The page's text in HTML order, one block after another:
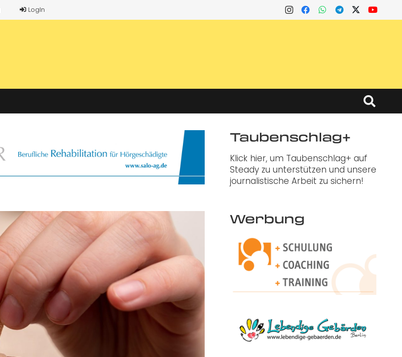
LogIn
Taubenschlag+
Klick hier, um Taubenschlag+ auf
Steady zu unterstützen und unsere
journalistische Arbeit zu sichern!
Werbung